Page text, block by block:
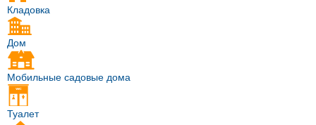
Кладовка
Дом
Мобильные садовые дома
Туалет